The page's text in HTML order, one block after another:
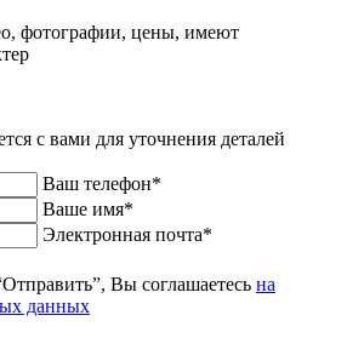
фотографии, цены, имеют
с вами для уточнения деталей
Ваш телефон*
Ваше имя*
Электронная почта*
Вы соглашаетесь на
данных